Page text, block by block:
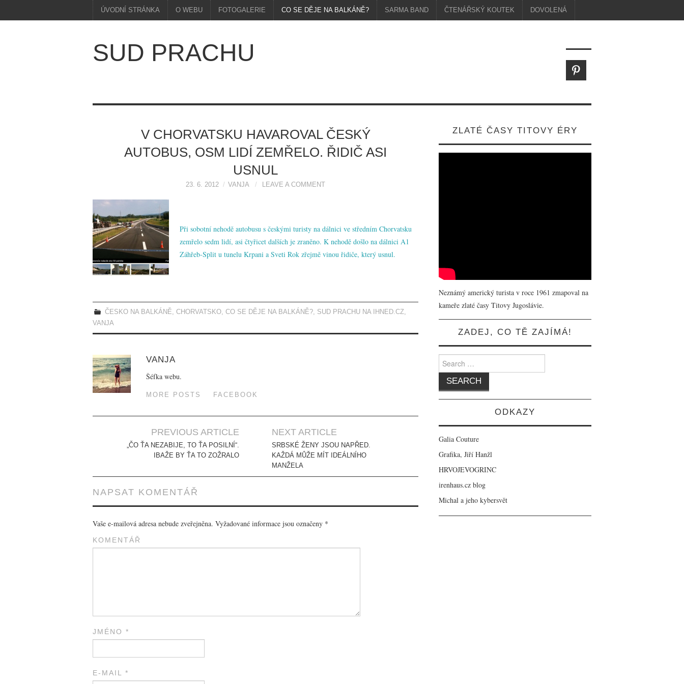
ÚVODNÍ STRÁNKA O WEBU FOTOGALERIE CO SE DĚJE NA BALKÁNĚ? SARMA BAND ČTENÁŘSKÝ KOUTEK DOVOLENÁ
SUD PRACHU
V CHORVATSKU HAVAROVAL ČESKÝ
AUTOBUS, OSM LIDÍ ZEMŘELO. ŘIDIČ ASI
USNUL
23. 6. 2012 VANJA LEAVE A COMMENT
Při sobotní nehodě autobusu s českými turisty na dálnici ve středním Chorvatsku
zemřelo sedm lidí, asi čtyřicet dalších je zraněno. K nehodě došlo na dálnici A1
Záhřeb-Split u tunelu Krpani a Sveti Rok zřejmě vinou řidiče, který usnul.
ČESKO NA BALKÁNĚ ,CHORVATSKO ,CO SE DĚJE NA BALKÁNĚ? SUD PRACHU NA IHNED.CZ
VANJA
VANJA
Šéfka webu.
MORE POSTS FACEBOOK
Post navigation
PREVIOUS ARTICLE
„ČO ŤA NEZABIJE, TO ŤA POSILNÍ“.
IBAŽE BY ŤA TO ZOŽRALO
NEXT ARTICLE
SRBSKÉ ŽENY JSOU NAPŘED.
KAŽDÁ MŮŽE MÍT IDEÁLNÍHO
MANŽELA
NAPSAT KOMENTÁŘ
Vaše e-mailová adresa nebude zveřejněna. Vyžadované informace jsou označeny *
KOMENTÁŘ
JMÉNO *
E-MAIL *
ZLATÉ ČASY TITOVY ÉRY
Neznámý americký turista v roce 1961 zmapoval na
kameře zlaté časy Titovy Jugoslávie.
ZADEJ, CO TĚ ZAJÍMÁ!
Search for:
ODKAZY
Galia Couture
Grafika, Jiří Hanžl
HRVOJEVOGRINC
irenhaus.cz blog
Michal a jeho kybersvět